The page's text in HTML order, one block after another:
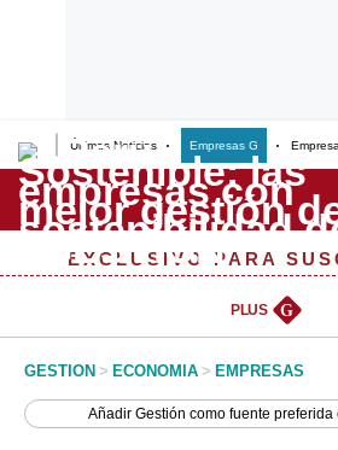
Últimas Noticias Empresas G
Lo último
Peru Quiosco
Management & Empleo
EXCLUSIVO PARA
PLUS G
GESTION > ECONOMIA > EMPRESAS
AñadirGestión como fuente preferida